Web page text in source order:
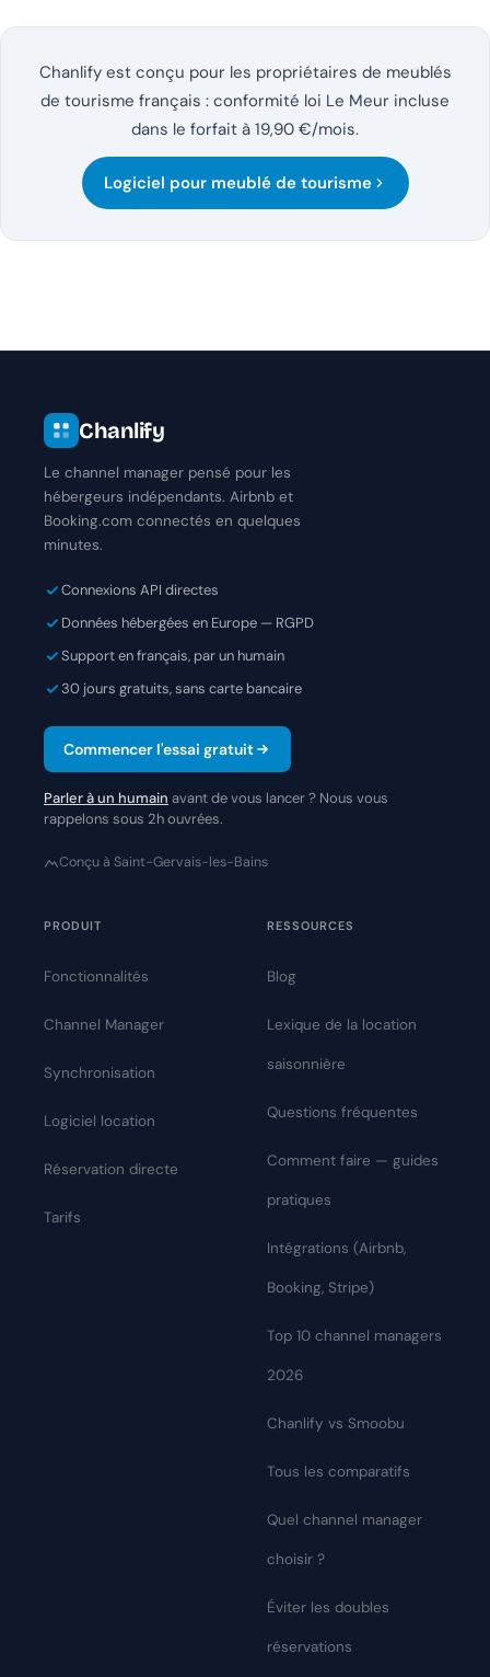
Chanlify est conçu pour les propriétaires de meublés
de tourisme français : conformité loi Le Meur incluse
dans le forfait à 19,90 €/mois.
Logiciel pour meublé de tourisme
Chanlify
Le channel manager pensé pour les
hébergeurs indépendants. Airbnb et
Booking.com connectés en quelques
minutes.
Connexions API directes
Données hébergées en Europe — RGPD
Support en français, par un humain
30 jours gratuits, sans carte bancaire
Commencer l'essai gratuit
Parler à un humain avant de vous lancer ? Nous vous
rappelons sous 2h ouvrées.
Conçu à Saint-Gervais-les-Bains
PRODUIT
Fonctionnalités
Channel Manager
Synchronisation
Logiciel location
Réservation directe
Tarifs
RESSOURCES
Blog
Lexique de la location
saisonnière
Questions fréquentes
Comment faire — guides
pratiques
Intégrations (Airbnb,
Booking, Stripe)
Top 10 channel managers
2026
Chanlify vs Smoobu
Tous les comparatifs
Quel channel manager
choisir ?
Éviter les doubles
réservations